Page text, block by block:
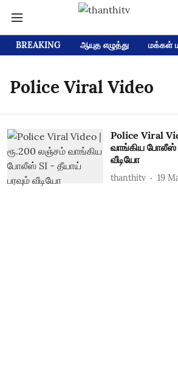
BREAKING ஆயுத எழுத்து மக்கள்
Police Viral Video
Police Viral
வாங்கிய போலீஸ்
வீடியோ
thanthitv 19